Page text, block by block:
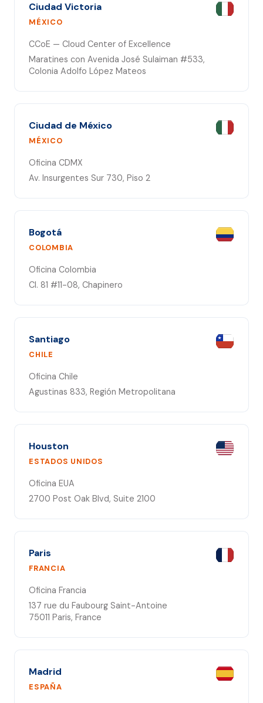
Ciudad Victoria
MÉXICO
CCoE — Cloud Center of Excellence
Maratines con Avenida José Sulaiman #533,
Colonia Adolfo López Mateos
Ciudad de México
MÉXICO
Oficina CDMX
Av. Insurgentes Sur 730, Piso 2
Bogotá
COLOMBIA
Oficina Colombia
Cl. 81 #11-08, Chapinero
Santiago
CHILE
Oficina Chile
Agustinas 833, Región Metropolitana
Houston
ESTADOS UNIDOS
Oficina EUA
2700 Post Oak Blvd, Suite 2100
Paris
FRANCIA
Oficina Francia
137 rue du Faubourg Saint-Antoine
75011 Paris, France
Madrid
ESPAÑA